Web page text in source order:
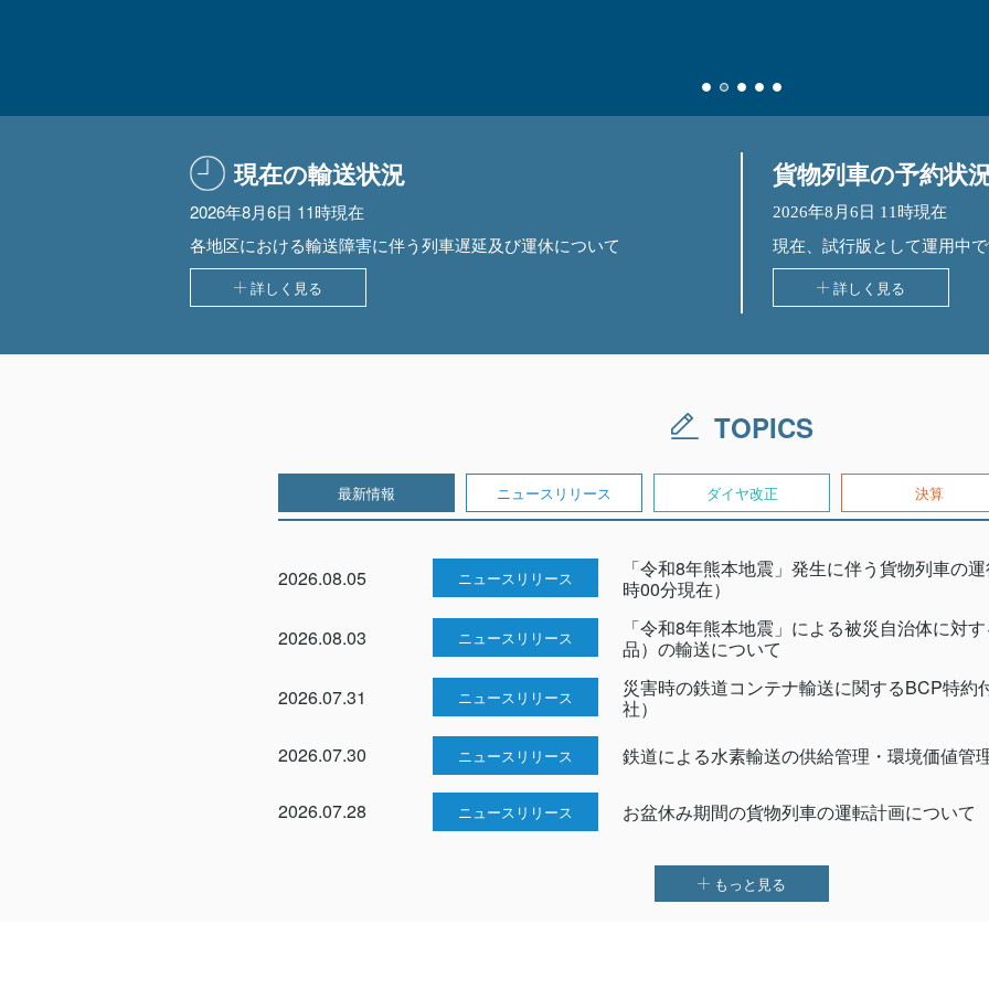
現在の輸送状況
2026年8月6日 11時現在
各地区における輸送障害に伴う列車遅延及び運休について
詳しく見る
貨物列車の予約状
現在、試行版として運用中
詳しく見る
TOPICS
最新情報 ニュースリリース ダイヤ改正 決算
2026.08.05 ニュースリリース
「令和8年熊本地震」発生に伴う貨物列車の
時00分現在）
2026.08.03
ニュースリリース
「令和8年熊本地震」による被災自治体に対
品）の輸送について
2026.07.31
ニュースリリース
災害時の鉄道コンテナ輸送に関するBCP特約
社）
2026.07.30
ニュースリリース 鉄道による水素輸送の供給管理・環境価値管
2026.07.28 ニュースリリース お盆休み期間の貨物列車の運転計画について
もっと見る